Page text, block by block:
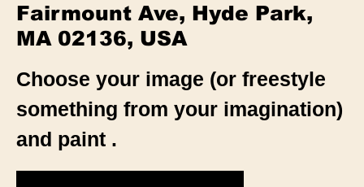
Fairmount Ave, Hyde Park,
MA 02136, USA
Choose your image (or freestyle
something from your imagination)
and paint .